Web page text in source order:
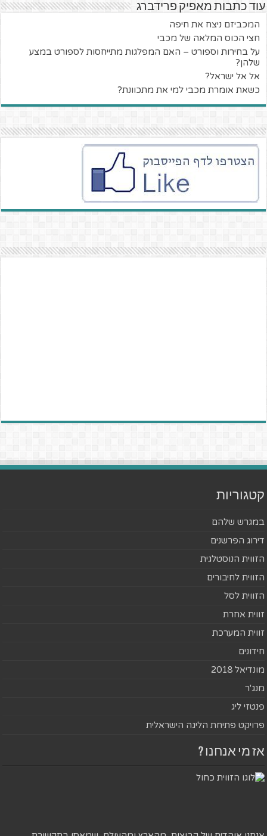
עוד כתבות מאפיק פרידברג
המכביזם ניצח את חיפה
חצי הכוס המלאה של מכבי
על בחירות וספורט – האם המפלגות מתייחסות לספורט במצע
שלהן?
אל אל ישראל?
כשאת אומרת מכבי למי את מתכוונת?
קטגוריות
במגרש שלהם
דירוג הפרשנים
הזווית הנוסטלגית
הזווית לחיבורים
הזווית לסל
זווית אחרת
זווית המערכת
חידונים
מונדיאל 2018
מנג'ר
פנטזי ליג
פרויקט פתיחת הליגה הישראלית
אז מי אנחנו ?